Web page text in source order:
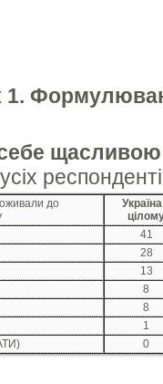
1.
усіх
до
41
28
13
8
8
1
0